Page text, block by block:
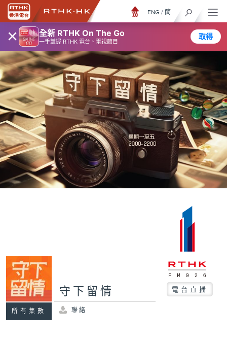
× 全新 RTHK On The Go
一手掌握 RTHK 電台、電視節目
取得
ENG / 簡
所有集數
守下留情 電台直播
聯絡